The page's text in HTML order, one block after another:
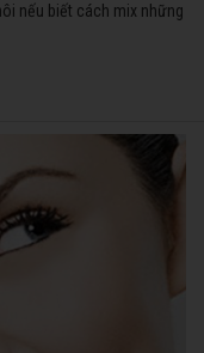
nếu biết cách mix những